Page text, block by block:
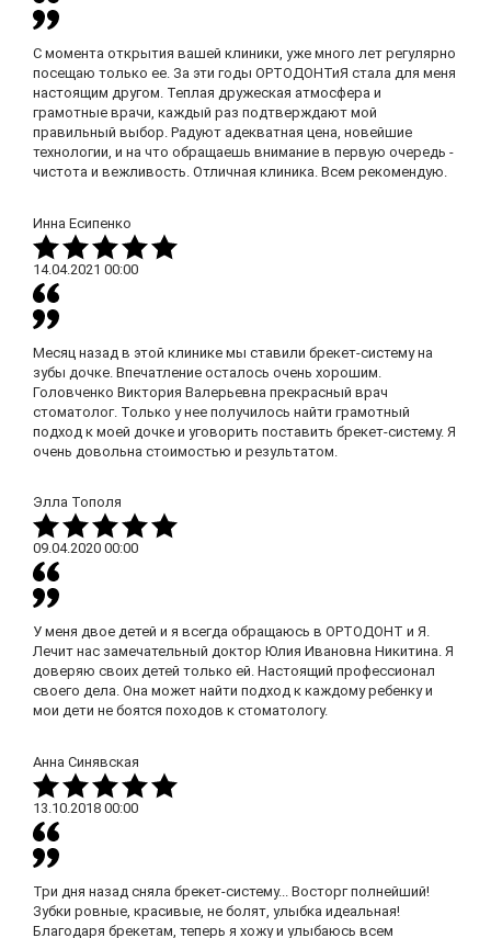
С момента открытия вашей клиники, уже много лет регулярно
посещаю только ее. За эти годы ОРТОДОНТиЯ стала для меня
настоящим другом. Теплая дружеская атмосфера и
грамотные врачи, каждый раз подтверждают мой
правильный выбор. Радуют адекватная цена, новейшие
технологии, и на что обращаешь внимание в первую очередь -
чистота и вежливость. Отличная клиника. Всем рекомендую.
Инна Есипенко
14.04.2021 00:00
Месяц назад в этой клинике мы ставили брекет-систему на
зубы дочке. Впечатление осталось очень хорошим.
Головченко Виктория Валерьевна прекрасный врач
стоматолог. Только у нее получилось найти грамотный
подход к моей дочке и уговорить поставить брекет-систему. Я
очень довольна стоимостью и результатом.
Элла Тополя
09.04.2020 00:00
У меня двое детей и я всегда обращаюсь в ОРТОДОНТ и Я.
Лечит нас замечательный доктор Юлия Ивановна Никитина. Я
доверяю своих детей только ей. Настоящий профессионал
своего дела. Она может найти подход к каждому ребенку и
мои дети не боятся походов к стоматологу.
Анна Синявская
13.10.2018 00:00
Три дня назад сняла брекет-систему... Восторг полнейший!
Зубки ровные, красивые, не болят, улыбка идеальная!
Благодаря брекетам, теперь я хожу и улыбаюсь всем